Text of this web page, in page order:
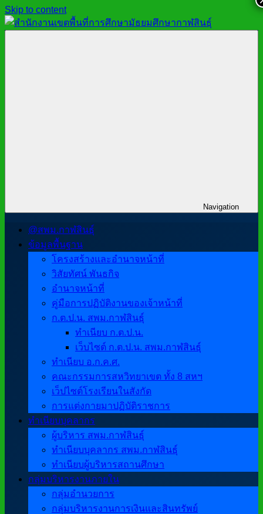
Skip to content
Navigation
@สพม.กาฬสินธุ์
ข้อมูลพื้นฐาน
โครงสร้างและอำนาจหน้าที่
วิสัยทัศน์ พันธกิจ
อำนาจหน้าที่
คู่มือการปฏิบัติงานของเจ้าหน้าที่
ก.ต.ป.น. สพม.กาฬสินธุ์
ทำเนียบ ก.ต.ป.น.
เว็บไซต์ ก.ต.ป.น. สพม.กาฬสินธุ์
ทำเนียบ อ.ก.ค.ศ.
คณะกรรมการสหวิทยาเขต ทั้ง 8 สหฯ
เว็ปไซต์โรงเรียนในสังกัด
การแต่งกายมาปฏิบัติราชการ
ทำเนียบบุคลากร
ผู้บริหาร สพม.กาฬสินธุ์
ทำเนียบบุคลากร สพม.กาฬสินธุ์
ทำเนียบผู้บริหารสถานศึกษา
กลุ่มบริหารงานภายใน
กลุ่มอำนวยการ
กลุ่มบริหารงานการเงินและสินทรัพย์